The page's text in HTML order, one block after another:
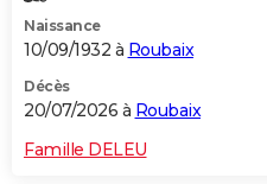
Naissance
10/09/1932 à Roubaix
Décès
20/07/2026 à Roubaix
Famille DELEU